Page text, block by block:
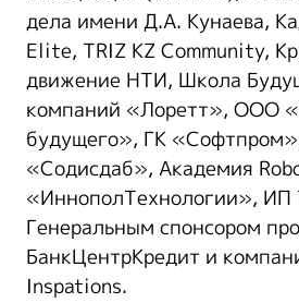
дела имени Д.А. Кунаева,
Elite, TRIZ KZ Community,
движение НТИ, Школа
компаний «Лоретт», ООО
будущего», ГК
«Содисдаб», Академия
«ИннополТехнологии», ИП
Генеральным спонсором
БанкЦентрКредит и
Inspations.